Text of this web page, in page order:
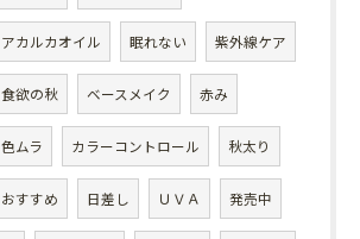
アカルカオイル 眠れない 紫外線ケア
食欲の秋 ベースメイク 赤み
色ムラ カラーコントロール 秋太り
おすすめ 日差し ＵＶＡ 発売中